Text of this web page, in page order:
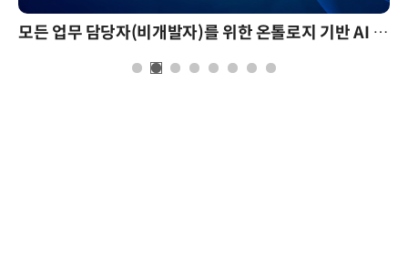
모든 업무 담당자(비개발자)를 위한 온톨로지 기반 AI 지식체계 설계 1-day 워크숍